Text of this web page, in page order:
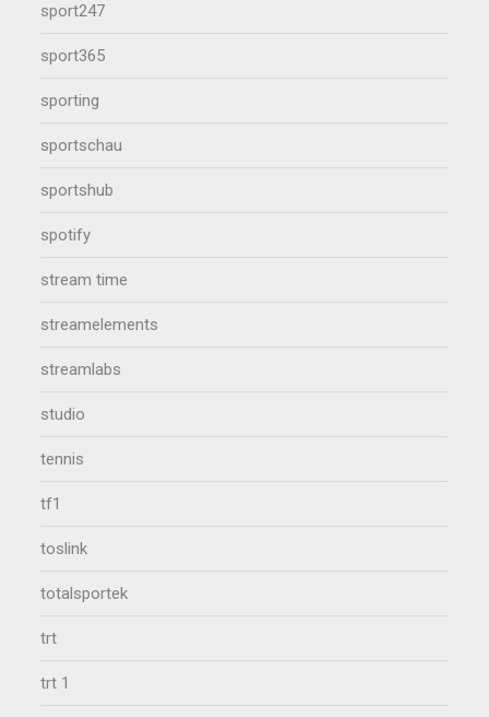
sport247
sport365
sporting
sportschau
sportshub
spotify
stream time
streamelements
streamlabs
studio
tennis
tf1
toslink
totalsportek
trt
trt 1